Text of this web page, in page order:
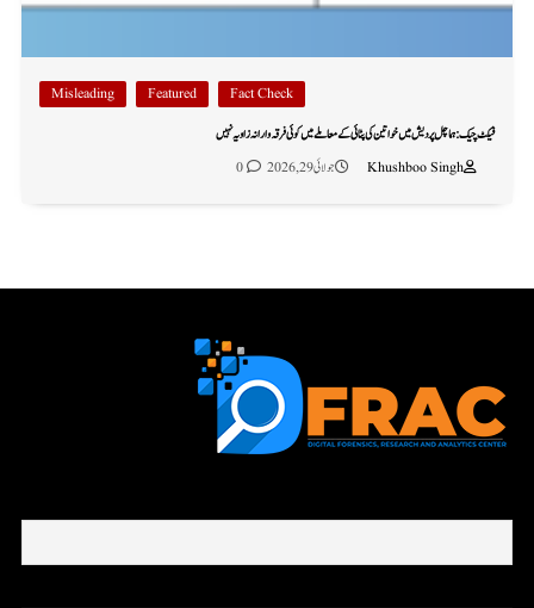
Fact Check
Featured
Misleading
فیکٹ چیک: ہماچل پردیش میں خواتین کی پٹائی کے معاملے میں کوئی فرقہ وارانہ زاویہ نہیں
Khushboo Singh
جولائی 29, 2026 0